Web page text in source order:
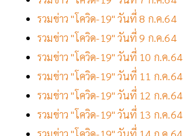
รวมข่าว "โควิด-19" วันที่ 8 ก.ค.64
รวมข่าว "โควิด-19" วันที่ 9 ก.ค.64
รวมข่าว "โควิด-19" วันที่ 10 ก.ค.64
รวมข่าว "โควิด-19" วันที่ 11 ก.ค.64
รวมข่าว "โควิด-19" วันที่ 12 ก.ค.64
รวมข่าว "โควิด-19" วันที่ 13 ก.ค.64